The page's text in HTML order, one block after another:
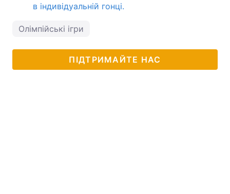
в індивідуальній гонці.
Олімпійські ігри
ПІДТРИМАЙТЕ НАС